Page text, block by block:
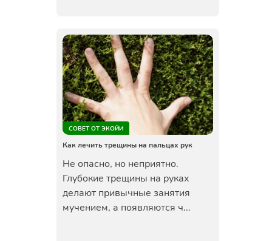
СОВЕТ ОТ ЭКОЙИ
Как лечить трещины на пальцах рук
Не опасно, но неприятно.
Глубокие трещины на руках
делают привычные занятия
мучением, а появляются ч...